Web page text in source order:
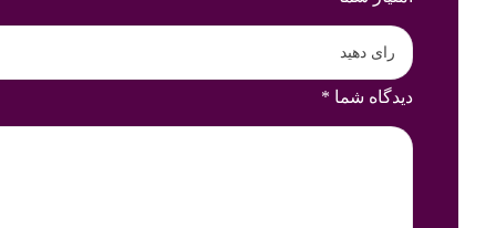
دیدگاه شما *